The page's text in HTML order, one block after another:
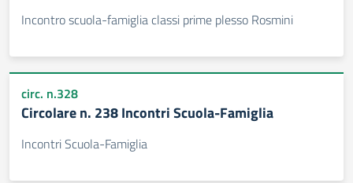
Incontro scuola-famiglia classi prime plesso Rosmini
circ. n.328
Circolare n. 238 Incontri Scuola-Famiglia
Incontri Scuola-Famiglia